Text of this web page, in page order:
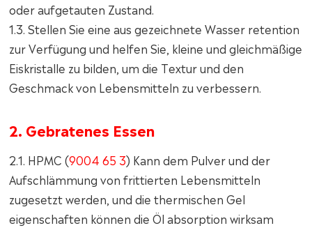
oder aufgetauten Zustand.
1.3. Stellen Sie eine aus gezeichnete Wasser retention
zur Verfügung und helfen Sie, kleine und gleichmäßige
Eiskristalle zu bilden, um die Textur und den
Geschmack von Lebensmitteln zu verbessern.
2. Gebratenes Essen
2.1. HPMC (9004 65 3) Kann dem Pulver und der
Aufschlämmung von frittierten Lebensmitteln
zugesetzt werden, und die thermischen Gel
eigenschaften können die Öl absorption wirksam